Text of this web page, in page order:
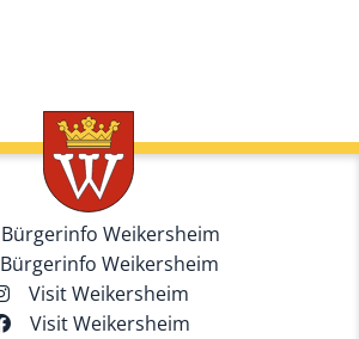
Bürgerinfo Weikersheim
Bürgerinfo Weikersheim
Visit Weikersheim
Visit Weikersheim